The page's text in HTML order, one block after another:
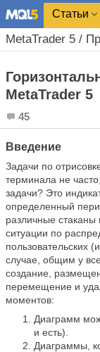
Статьи
MetaTrader 5 /
MеtaTrader 5
45
Введение
Задачи по
терминала не
задачи? Это
определенный
различные стаканы
ситуации по
пользовательских
случае, общим у
создание,
перемещение и
моментов:
Диаграмм
и есть).
Диаграммы,